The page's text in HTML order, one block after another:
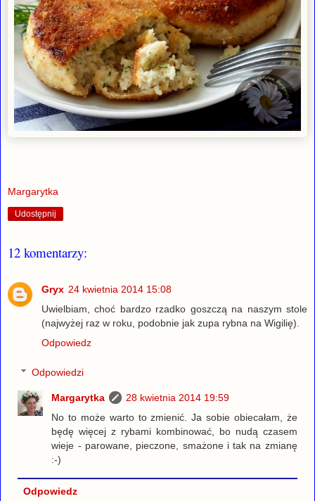
Margarytka
Udostępnij
12 komentarzy:
Gryx 24 kwietnia 2014 15:08
Uwielbiam, choć bardzo rzadko goszczą na naszym stole
(najwyżej raz w roku, podobnie jak zupa rybna na Wigilię).
Odpowiedz
Odpowiedzi
Margarytka
28 kwietnia 2014 19:59
No to może warto to zmienić. Ja sobie obiecałam, że
będę więcej z rybami kombinować, bo nudą czasem
wieje - parowane, pieczone, smażone i tak na zmianę
:-)
Odpowiedz